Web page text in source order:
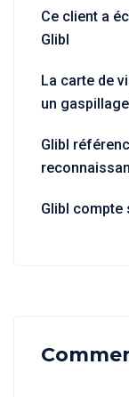
Ce client a
Glibl
La carte de
un
Glibl
Glibl compte